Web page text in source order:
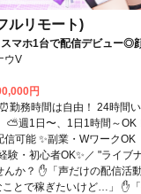
ルリモート)
マホ1台で配信デビュー◎
ウV
円
勤務時間は自由！ 24時間
⛅週1日〜、1日1時間～OK
可能 ✨副業・WワークOK
験・初心者OK✨／ "ライブ
んか？ ✋「声だけの配信活
とで稼ぎたいけど…」 ✋「